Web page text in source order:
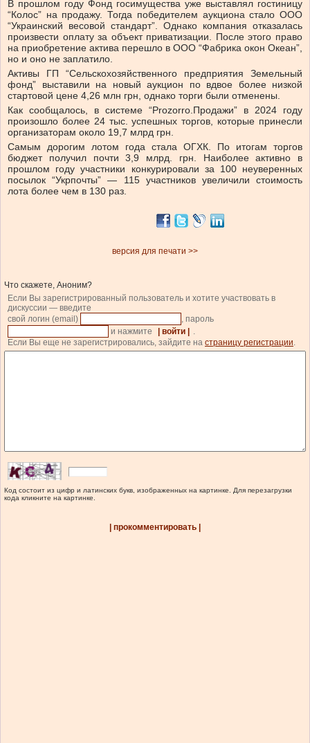
В прошлом году Фонд госимущества уже выставлял гостиницу
“Колос” на продажу. Тогда победителем аукциона стало ООО
“Украинский весовой стандарт”. Однако компания отказалась
произвести оплату за объект приватизации. После этого право
на приобретение актива перешло в ООО “Фабрика окон Океан”,
но и оно не заплатило.
Активы ГП “Сельскохозяйственного предприятия Земельный
фонд” выставили на новый аукцион по вдвое более низкой
стартовой цене 4,26 млн грн, однако торги были отменены.
Как сообщалось, в системе “Prozorro.Продажи” в 2024 году
произошло более 24 тыс. успешных торгов, которые принесли
организаторам около 19,7 млрд грн.
Самым дорогим лотом года стала ОГХК. По итогам торгов
бюджет получил почти 3,9 млрд. грн. Наиболее активно в
прошлом году участники конкурировали за 100 неуверенных
посылок “Укрпочты” — 115 участников увеличили стоимость
лота более чем в 130 раз.
версия для печати >>
Что скажете, Аноним?
Если Вы зарегистрированный пользователь и хотите участвовать в
дискуссии — введите
свой логин (email)
, пароль
и нажмите
| войти |
.
Если Вы еще не зарегистрировались, зайдите на страницу регистрации.
Код состоит из цифр и латинских букв, изображенных на картинке. Для перезагрузки
кода кликните на картинке.
| прокомментировать |